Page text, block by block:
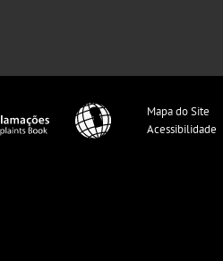
Mapa do Site
Acessibilidade